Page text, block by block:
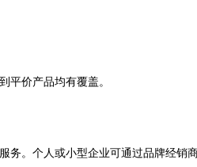
平价产品均有覆盖。
务。个人或小型企业可通过品牌经